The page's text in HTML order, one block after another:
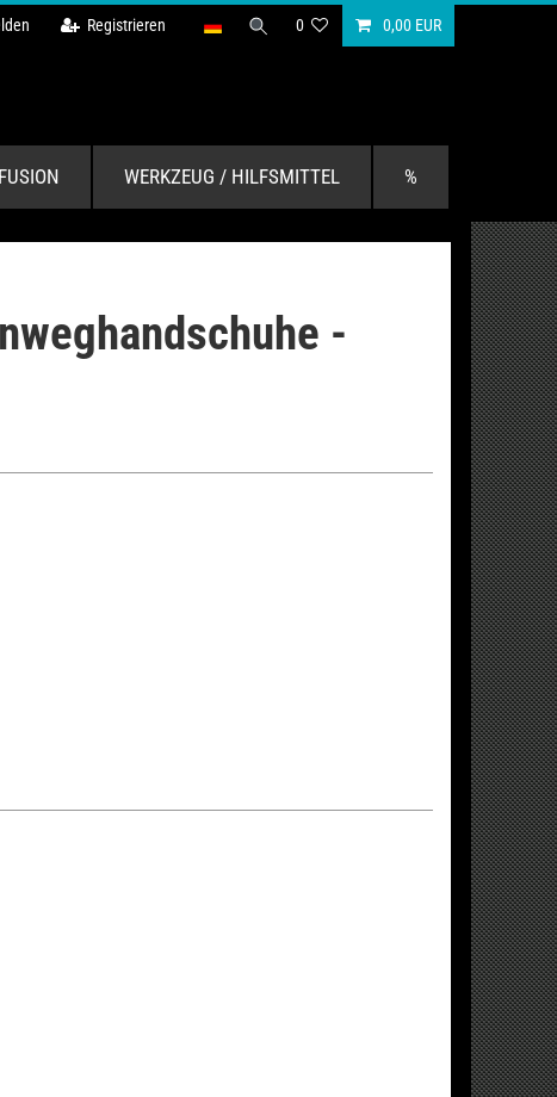
Registrieren 0 0,00 EUR
WERKZEUG / HILFSMITTEL %
-